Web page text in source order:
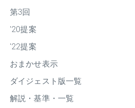
第3回
'20提案
'22提案
おまかせ表示
ダイジェスト版一覧
解説・基準・一覧